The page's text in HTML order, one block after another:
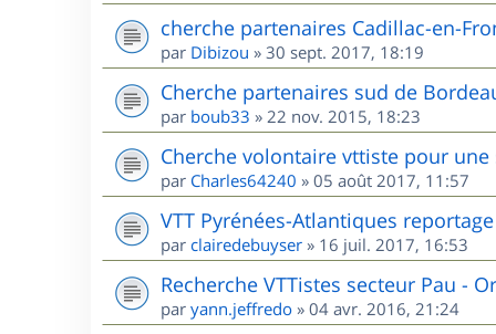
cherche partenaires Cadillac-en-
par Dibizou » 30 sept. 2017, 18:19
Cherche partenaires sud de
par boub33 » 22 nov. 2015, 18:23
Cherche volontaire vttiste pour
par Charles64240 » 05 août 2017, 11:57
VTT Pyrénées-Atlantiques
par clairedebuyser » 16 juil. 2017, 16:53
Recherche VTTistes secteur Pau -
par yann.jeffredo » 04 avr. 2016, 21:24